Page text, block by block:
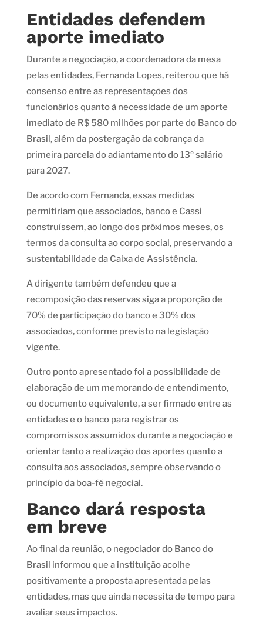
Entidades defendem
aporte imediato
Durante a negociação, a coordenadora da mesa
pelas entidades, Fernanda Lopes, reiterou que há
consenso entre as representações dos
funcionários quanto à necessidade de um aporte
imediato de R$ 580 milhões por parte do Banco do
Brasil, além da postergação da cobrança da
primeira parcela do adiantamento do 13º salário
para 2027.
De acordo com Fernanda, essas medidas
permitiriam que associados, banco e Cassi
construíssem, ao longo dos próximos meses, os
termos da consulta ao corpo social, preservando a
sustentabilidade da Caixa de Assistência.
A dirigente também defendeu que a
recomposição das reservas siga a proporção de
70% de participação do banco e 30% dos
associados, conforme previsto na legislação
vigente.
Outro ponto apresentado foi a possibilidade de
elaboração de um memorando de entendimento,
ou documento equivalente, a ser firmado entre as
entidades e o banco para registrar os
compromissos assumidos durante a negociação e
orientar tanto a realização dos aportes quanto a
consulta aos associados, sempre observando o
princípio da boa-fé negocial.
Banco dará resposta
em breve
Ao final da reunião, o negociador do Banco do
Brasil informou que a instituição acolhe
positivamente a proposta apresentada pelas
entidades, mas que ainda necessita de tempo para
avaliar seus impactos.